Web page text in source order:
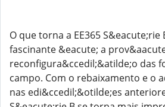
O que torna a EE365 S&eacute;rie
fascinante &eacute; a
reconfigura&ccedil;&atilde;o das
campo. Com o rebaixamento e o
nas edi&ccedil;&otilde;es